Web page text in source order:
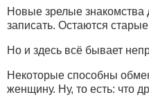
Новые зрелые знакомства
записать. Остаются старые
Но и здесь всё бывает
Некоторые способны
женщину. Ну, то есть: что